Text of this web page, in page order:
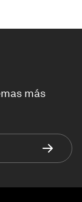
más